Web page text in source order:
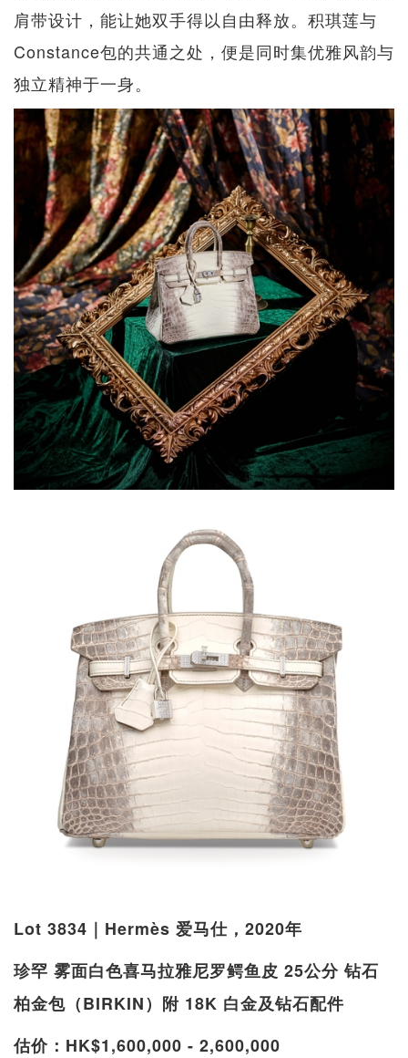
肩带设计，能让她双手得以自由释放。积琪莲与
Constance包的共通之处，便是同时集优雅风韵与
独立精神于一身。
Lot 3834｜Hermès 爱马仕，2020年
珍罕 雾面白色喜马拉雅尼罗鳄鱼皮 25公分 钻石
柏金包（BIRKIN）附 18K 白金及钻石配件
估价：HK$1,600,000 - 2,600,000